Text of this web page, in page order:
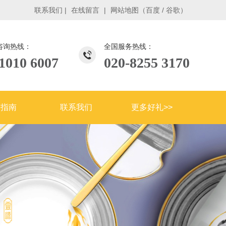
联系我们 | 在线留言 | 网站地图 （百度 / 谷歌）
全国服务热线：
020-8255 3170
热线：
6007
南 联系我们 更多好礼>>